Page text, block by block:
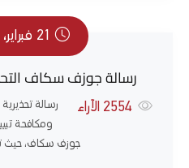
21 فبراير، 2014
رسالة جوزف سكاف التحذيرية/ 21
الآراء
رسالة
ومكافحة
جوزف سكاف، حيث